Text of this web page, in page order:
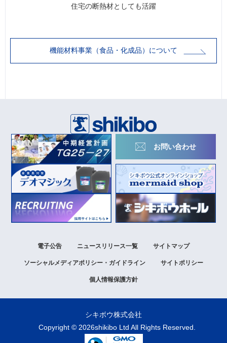
住宅の断熱材としても活躍
機能材料事業（食品・化成品）について
お問い合わせ
電子公告 ニュースリリース一覧 サイトマップ
ソーシャルメディアポリシー ・ガイドライン サイトポリシー
個人情報保護方針
シキボウ株式会社
Copyright © 2026shikibo Ltd All Rights Reserved.